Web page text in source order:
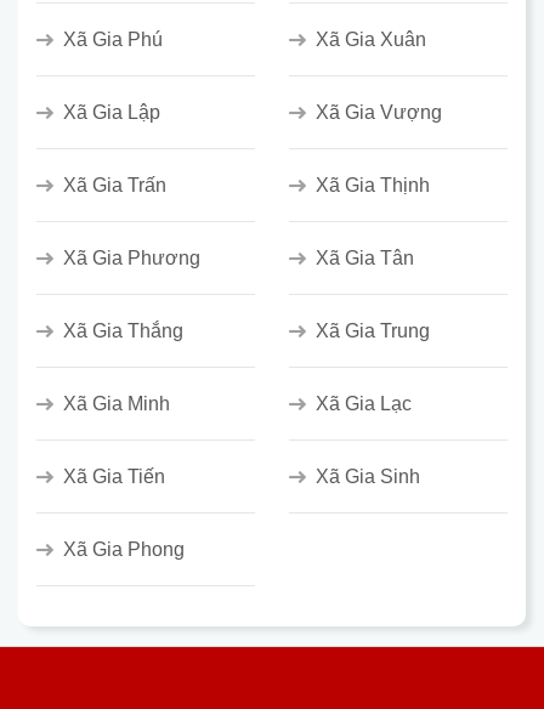
Xã Gia Phú Xã Gia Xuân
Xã Gia Lập Xã Gia Vượng
Xã Gia Trấn Xã Gia Thịnh
Xã Gia Phương Xã Gia Tân
Xã Gia Thắng Xã Gia Trung
Xã Gia Minh Xã Gia Lạc
Xã Gia Tiến Xã Gia Sinh
Xã Gia Phong